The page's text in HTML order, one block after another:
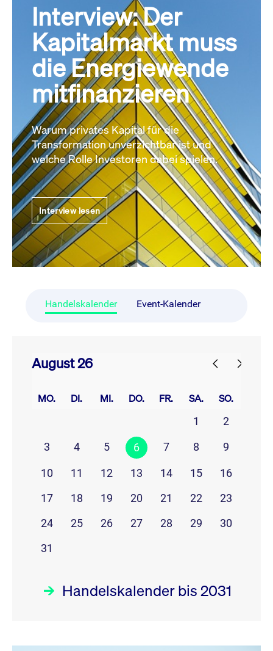
Interview: Der
Kapitalmarkt muss
die Energiewende
mitfinanzieren
Warum privates Kapital für die
Transformation unverzichtbar ist und
welche Rolle Investoren dabei spielen.
Interview lesen
Handelskalender Event-Kalender
August 26
MO. DI. MI. DO. FR. SA. SO.
1
2
3
4 5 6 7 8 9
10 11 12 13 14 15
16
17
18 19 20 21 22
23
24
25 26 27 28 29
30
31
Handelskalender bis 2031